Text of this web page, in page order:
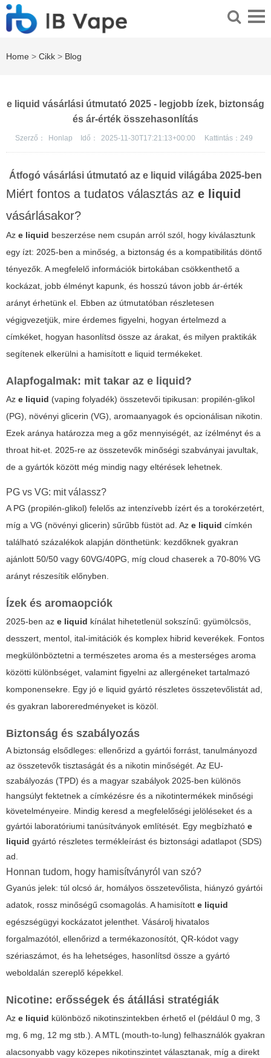
Home > Cikk > Blog
e liquid vásárlási útmutató 2025 - legjobb ízek, biztonság
és ár-érték összehasonlítás
Szerző： Honlap Idő： 2025-11-30T17:21:13+00:00 Kattintás： 249
Átfogó vásárlási útmutató az e liquid világába 2025-ben
Miért fontos a tudatos választás az e liquid
vásárlásakor?
Az e liquid beszerzése nem csupán arról szól, hogy kiválasztunk
egy ízt: 2025-ben a minőség, a biztonság és a kompatibilitás döntő
tényezők. A megfelelő információk birtokában csökkenthető a
kockázat, jobb élményt kapunk, és hosszú távon jobb ár-érték
arányt érhetünk el. Ebben az útmutatóban részletesen
végigvezetjük, mire érdemes figyelni, hogyan értelmezd a
címkéket, hogyan hasonlítsd össze az árakat, és milyen praktikák
segítenek elkerülni a hamisított e liquid termékeket.
Alapfogalmak: mit takar az e liquid ?
Az e liquid (vaping folyadék) összetevői tipikusan: propilén-glikol
(PG), növényi glicerin (VG), aromaanyagok és opcionálisan nikotin.
Ezek aránya határozza meg a gőz mennyiségét, az ízélményt és a
throat hit-et. 2025-re az összetevők minőségi szabványai javultak,
de a gyártók között még mindig nagy eltérések lehetnek.
PG vs VG: mit válassz?
A PG (propilén-glikol) felelős az intenzívebb ízért és a torokérzetért,
míg a VG (növényi glicerin) sűrűbb füstöt ad. Az e liquid címkén
található százalékok alapján dönthetünk: kezdőknek gyakran
ajánlott 50/50 vagy 60VG/40PG, míg cloud chaserek a 70-80% VG
arányt részesítik előnyben.
Ízek és aromaopciók
2025-ben az e liquid kínálat hihetetlenül sokszínű: gyümölcsös,
desszert, mentol, ital-imitációk és komplex hibrid keverékek. Fontos
megkülönböztetni a természetes aroma és a mesterséges aroma
közötti különbséget, valamint figyelni az allergéneket tartalmazó
komponensekre. Egy jó e liquid gyártó részletes összetevőlistát ad,
és gyakran laboreredményeket is közöl.
Biztonság és szabályozás
A biztonság elsődleges: ellenőrizd a gyártói forrást, tanulmányozd
az összetevők tisztaságát és a nikotin minőségét. Az EU-
szabályozás (TPD) és a magyar szabályok 2025-ben különös
hangsúlyt fektetnek a címkézésre és a nikotintermékek minőségi
követelményeire. Mindig keresd a megfelelőségi jelöléseket és a
gyártói laboratóriumi tanúsítványok említését. Egy megbízható e
liquid gyártó részletes termékleírást és biztonsági adatlapot (SDS)
ad.
Honnan tudom, hogy hamisítványról van szó?
Gyanús jelek: túl olcsó ár, homályos összetevőlista, hiányzó gyártói
adatok, rossz minőségű csomagolás. A hamisított e liquid
egészségügyi kockázatot jelenthet. Vásárolj hivatalos
forgalmazótól, ellenőrizd a termékazonosítót, QR-kódot vagy
szériaszámot, és ha lehetséges, hasonlítsd össze a gyártó
weboldalán szereplő képekkel.
Nicotine: erősségek és átállási stratégiák
Az e liquid különböző nikotinszintekben érhető el (például 0 mg, 3
mg, 6 mg, 12 mg stb.). A MTL (mouth-to-lung) felhasználók gyakran
alacsonyabb vagy közepes nikotinszintet választanak, míg a direkt